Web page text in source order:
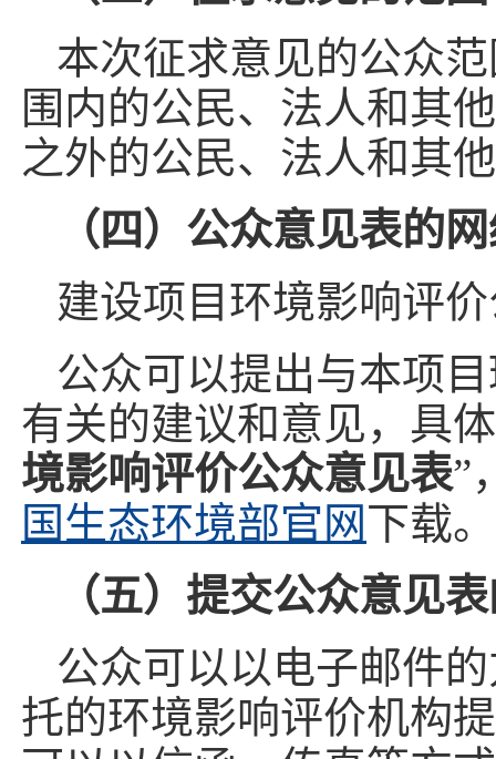
本次征求意见的公众
围内的公民、法人和其
之外的公民、法人和其
（四）公众意见表的
建设项目环境影响评
公众可以提出与本项
有关的建议和意见，具
境影响评价公众意见表”
国生态环境部官网下载。
（五）提交公众意见
公众可以以电子邮件
托的环境影响评价机构